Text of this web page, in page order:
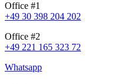
Office #1
+49 30 398 204 202
Office #2
+49 221 165 323 72
Whatsapp